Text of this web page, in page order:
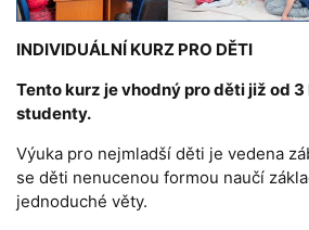
INDIVIDUÁLNÍ KURZ PRO DĚTI
Tento kurz je vhodný pro děti již od
studenty.
Výuka pro nejmladší děti je vedena
se děti nenucenou formou naučí
jednoduché věty.